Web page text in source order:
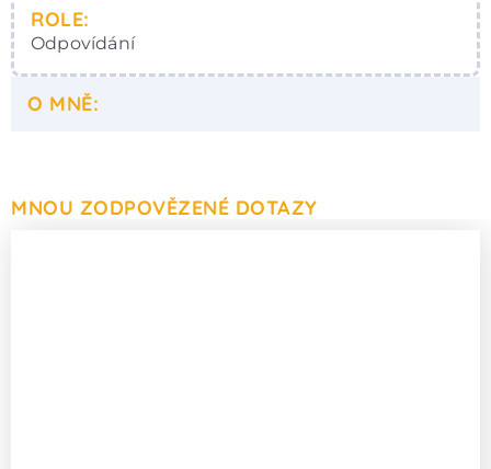
ROLE:
Odpovídání
O MNĚ:
MNOU ZODPOVĚZENÉ DOTAZY